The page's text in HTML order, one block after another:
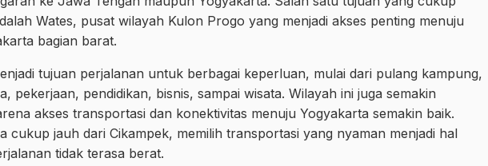
Wates, pusat wilayah Kulon Progo yang menjadi akses penting menuju
bagian barat.
tujuan perjalanan untuk berbagai keperluan, mulai dari pulang kampung,
pekerjaan, pendidikan, bisnis, sampai wisata. Wilayah ini juga semakin
akses transportasi dan konektivitas menuju Yogyakarta semakin baik.
cukup jauh dari Cikampek, memilih transportasi yang nyaman menjadi hal
tidak terasa berat.